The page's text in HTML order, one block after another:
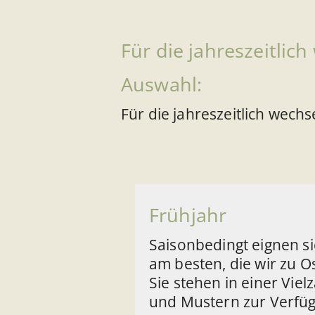
Für die
Auswahl:
Für die jahreszeitlich
Frühjahr
Saisonbedingt eignen
am besten, die wir zu
Sie stehen in einer
und Mustern zur